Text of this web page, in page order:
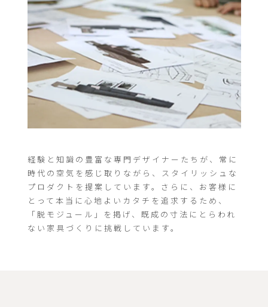
経験と知識の豊富な専門デザイナーたちが、常に
時代の空気を感じ取りながら、スタイリッシュな
プロダクトを提案しています。さらに、お客様に
とって本当に心地よいカタチを追求するため、
「脱モジュール」を掲げ、既成の寸法にとらわれ
ない家具づくりに挑戦しています。